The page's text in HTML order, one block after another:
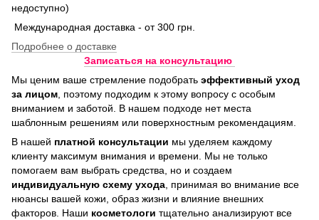
недоступно)
Международная доставка - от 300 грн.
Подробнее о доставке
Записаться на консультацию
Мы ценим ваше стремление подобрать эффективный уход
за лицом , поэтому подходим к этому вопросу с особым
вниманием и заботой. В нашем подходе нет места
шаблонным решениям или поверхностным рекомендациям.
В нашей платной консультации мы уделяем каждому
клиенту максимум внимания и времени. Мы не только
помогаем вам выбрать средства, но и создаем
индивидуальную схему ухода , принимая во внимание все
нюансы вашей кожи, образ жизни и влияние внешних
факторов. Наши косметологи тщательно анализируют все